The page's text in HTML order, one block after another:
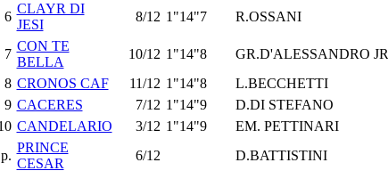
6
CLAYR DI
JESI
8/12 1"14"7 R.OSSANI
7
CON TE
BELLA
10/12 1"14"8 GR.D'ALESSANDRO JR
8 CRONOS CAF 11/12 1"14"8 L.BECCHETTI
9 CACERES 7/12 1"14"9 D.DI STEFANO
CANDELARIO 3/12 1"14"9 EM. PETTINARI
PRINCE
CESAR
6/12 D.BATTISTINI